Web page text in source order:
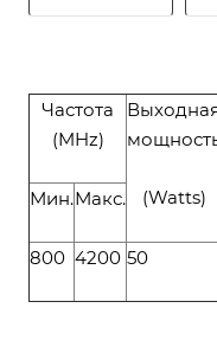
Частота
(MHz)
(Watts)
Мин.Макс.
800 4200 50